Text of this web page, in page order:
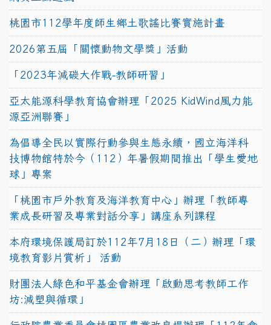
桃園市112學年度師生鄉土歌謠比賽實施計畫
2026第五屆「關懷動物文學獎」活動
「2023年減碳大作戰-教師研習」
亞太能源科學教育協會辦理「2025 KidWind風力能
源亞洲聯賽」
為倡導全民以實際行動參與生態永續，國立海洋科
技博物館特於今（112）年暑假期間推出「學生愛地
球」專案
「桃園市戶外教育及海洋教育中心」辦理「教師專
業成長研習及專業對話分享」講座系列課程
本府環境保護局訂於112年7月18日（二）辦理「環
境教育影片賞析」 活動
財團法人綠色和平基金會辦理「啟動思考教師工作
坊:減塑與循環」